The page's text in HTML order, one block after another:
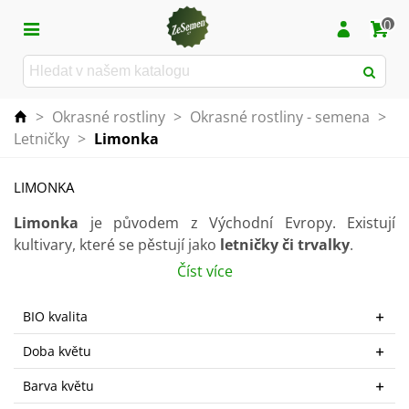
0
> Okrasné rostliny > Okrasné rostliny - semena >
Letničky > Limonka
LIMONKA
Limonka je původem z Východní Evropy. Existují
kultivary, které se pěstují jako letničky či trvalky.
slunečné stanoviště se suchou
silná, lze ji zalévat 1–2x za týden.
Kvete jižzačátkem léta až do pozdního podzimu
květy modré, bílé či fialové barvy. Hodí se
k řezu do
Číst více
BIO kvalita
Doba květu
Barva květu